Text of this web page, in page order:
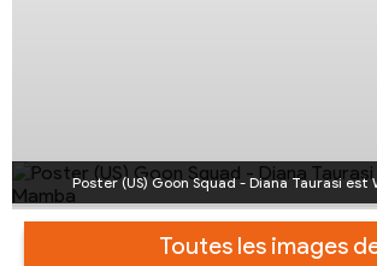
Poster (US) Goon Squad - Diana Taurasi est
Toutes les images